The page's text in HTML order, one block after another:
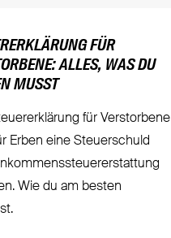
FÜR
ALLES, WAS DU
MUSST
für Verstorbene
Erben eine Steuerschuld
Wie du am besten